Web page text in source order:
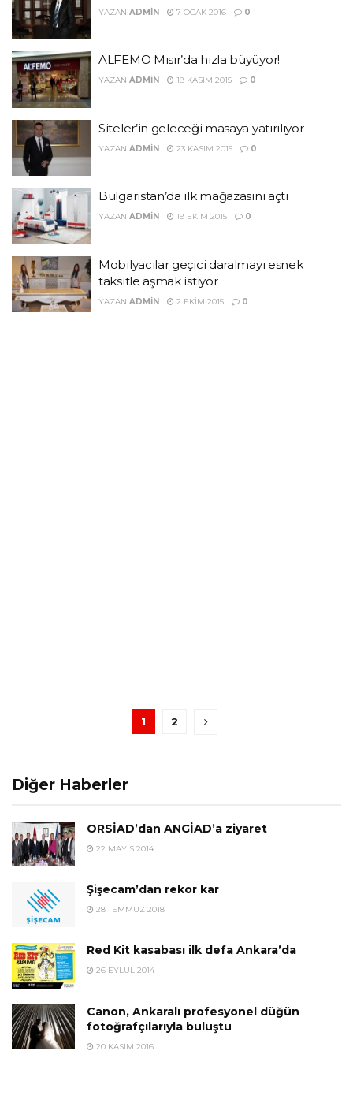
YAZAN ADMIN 7 OCAK 2016 0
ALFEMO Mısır’da hızla büyüyor!
YAZAN ADMIN 18 KASIM 2015 0
Siteler’in geleceği masaya yatırılıyor
YAZAN ADMIN 23 KASIM 2015 0
Bulgaristan’da ilk mağazasını açtı
YAZAN ADMIN 19 EKIM 2015 0
Mobilyacılar geçici daralmayı esnek
taksitle aşmak istiyor
YAZAN ADMIN 2 EKIM 2015 0
1 2
Diğer Haberler
ORSİAD’dan ANGİAD’a ziyaret
22 MAYIS 2014
Şişecam’dan rekor kar
28 TEMMUZ 2018
Red Kit kasabası ilk defa Ankara’da
26 EYLÜL 2014
Canon, Ankaralı profesyonel düğün
fotoğrafçılarıyla buluştu
20 KASIM 2016